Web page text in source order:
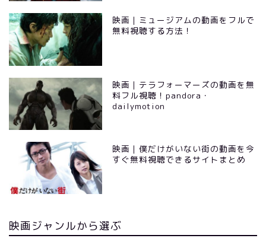
映画｜ミュージアムの動画をフルで
無料視聴する方法！
映画｜テラフォーマーズの動画を無
料フル視聴！pandora・
dailymotion
映画｜僕だけがいない街の動画を今
すぐ無料視聴できるサイトまとめ
映画ジャンルから選ぶ